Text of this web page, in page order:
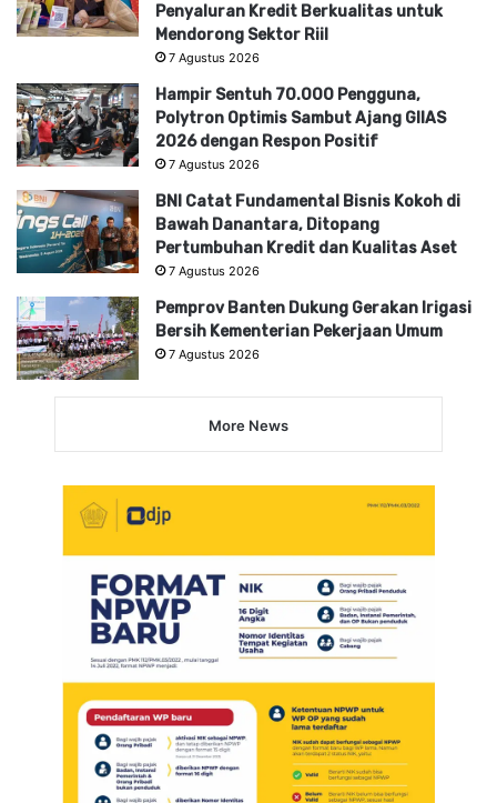
Penyaluran Kredit Berkualitas untuk
Mendorong Sektor Riil
7 Agustus 2026
Hampir Sentuh 70.000 Pengguna,
Polytron Optimis Sambut Ajang GIIAS
2026 dengan Respon Positif
7 Agustus 2026
BNI Catat Fundamental Bisnis Kokoh di
Bawah Danantara, Ditopang
Pertumbuhan Kredit dan Kualitas Aset
7 Agustus 2026
Pemprov Banten Dukung Gerakan Irigasi
Bersih Kementerian Pekerjaan Umum
7 Agustus 2026
More News